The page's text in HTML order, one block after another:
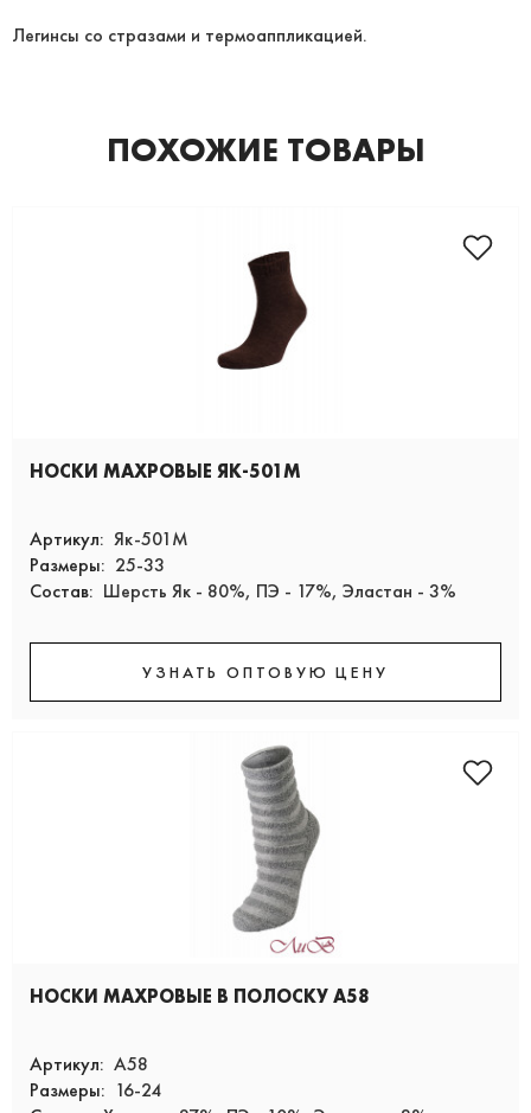
Легинсы со стразами и термоаппликацией.
ПОХОЖИЕ ТОВАРЫ
НОСКИ МАХРОВЫЕ ЯК-501М
Артикул: Як-501М
Размеры: 25-33
Состав: Шерсть Як - 80%, ПЭ - 17%, Эластан - 3%
УЗНАТЬ ОПТОВУЮ ЦЕНУ
НОСКИ МАХРОВЫЕ В ПОЛОСКУ А58
Артикул: А58
Размеры: 16-24